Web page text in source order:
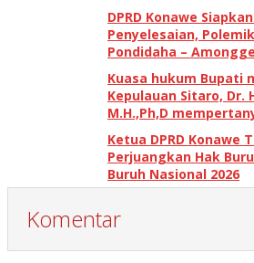
DPRD Konawe
Penyelesaian,
Pondidaha –
Kuasa hukum Bupati
Kepulauan Sitaro, Dr.
M.H.,Ph,D
Ketua DPRD Konawe
Perjuangkan Hak
Buruh Nasional 2026
Komentar